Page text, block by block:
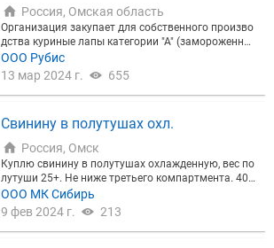
Россия, Омская область
Организация закупает для собственного произво
дства куриные лапы категории "А" (замороженны
е, монолит, без лома и мозолей). Объём от 1 тонн
ы до 10 тонн в месяц, цена обсуждается.
ООО Рубис
13 мар 2024 г.
655
Свинину в полутушах охл.
Россия, Омск
Куплю свинину в полутушах охлажденную, вес по
лутуши 25+. Не ниже третьего компартмента. 40-
60тон в неделю.
ООО МК Сибирь
9 фев 2024 г.
213